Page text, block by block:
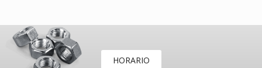
HORARIO